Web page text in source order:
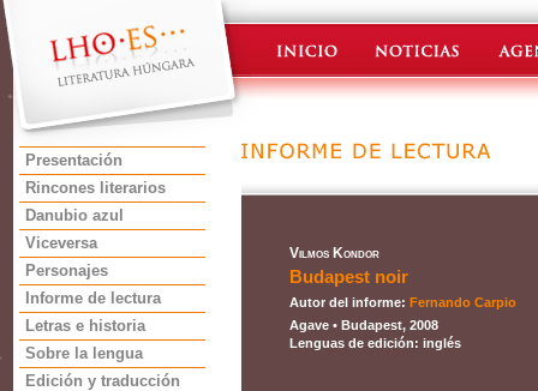
Presentación
Rincones literarios
Danubio azul
Viceversa
Personajes
Informe de lectura
Letras e historia
Sobre la lengua
Edición y traducción
Vilmos Kondor
Budapest noir
Autor del informe: Fernando Carpio
Agave • Budapest, 2008
Lenguas de edición: inglés